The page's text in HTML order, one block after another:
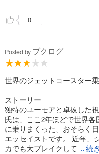
0
Posted by ブクログ
世界のジェットコースター
ストーリー
独特のユーモアと卓抜した
氏は、ここ2年ほどで世界
に乗りまくった、おそらく
エッセイストです。 近年、
カでも大ブレイクして ...続